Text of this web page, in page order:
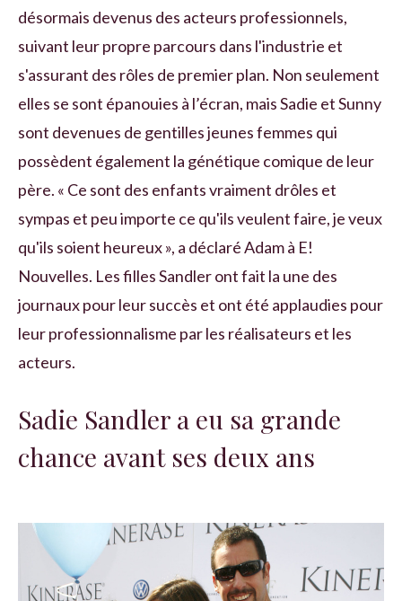
désormais devenus des acteurs professionnels,
suivant leur propre parcours dans l'industrie et
s'assurant des rôles de premier plan. Non seulement
elles se sont épanouies à l’écran, mais Sadie et Sunny
sont devenues de gentilles jeunes femmes qui
possèdent également la génétique comique de leur
père. « Ce sont des enfants vraiment drôles et
sympas et peu importe ce qu'ils veulent faire, je veux
qu'ils soient heureux », a déclaré Adam à E!
Nouvelles. Les filles Sandler ont fait la une des
journaux pour leur succès et ont été applaudies pour
leur professionnalisme par les réalisateurs et les
acteurs.
Sadie Sandler a eu sa grande
chance avant ses deux ans